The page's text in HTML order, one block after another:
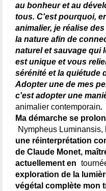
au bonheur et au
tous. C'est pourquoi,
animalier, je réalise
la nature afin de
naturel et sauvage qui
est unique et vous
sérénité et la quiétude
Adopter une de mes
c'est adopter une
animalier contemporain.
Ma démarche se
Nympheus
une réinterprétation
de Claude Monet,
actuellement en
exploration de la
végétal complète mon